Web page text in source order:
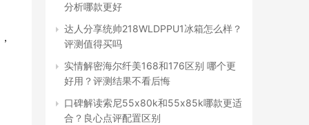
分析哪款更好
达人分享统帅218WLDPPU1冰箱怎么样？
评测值得买吗
实情解密海尔纤美168和176区别 哪个更
好用？评测结果不看后悔
口碑解读索尼55x80k和55x85k哪款更适
合？良心点评配置区别